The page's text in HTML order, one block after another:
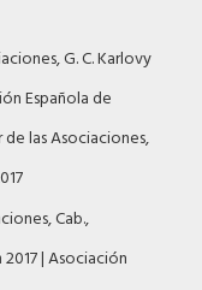
G. C. Karlovy
Española de
las Asociaciones,
Cab.,
| Asociación